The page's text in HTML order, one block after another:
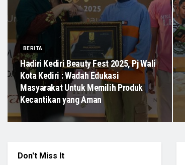
BERITA
Hadiri Kediri Beauty Fest 2025, Pj Wali
Kota Kediri : Wadah Edukasi
Masyarakat Untuk Memilih Produk
Kecantikan yang Aman
Don't Miss It